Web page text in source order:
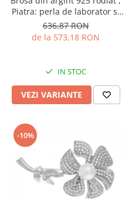
Piatra: perla de laborator si
transparent
636,87 RON
de la 573,18 RON
IN STOC
VEZI VARIANTE
-10%